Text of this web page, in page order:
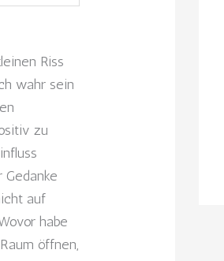
Riss
wahr sein
zu
Gedanke
auf
habe
öffnen,